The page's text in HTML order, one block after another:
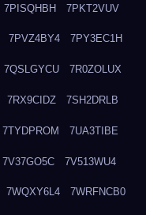
7PISQHBH 7PKT2VUV
7PVZ4BY4 7PY3EC1H
7QSLGYCU 7R0ZOLUX
7RX9CIDZ 7SH2DRLB
7TYDPROM 7UA3TIBE
7V37GO5C 7V513WU4
7WQXY6L4 7WRFNCB0